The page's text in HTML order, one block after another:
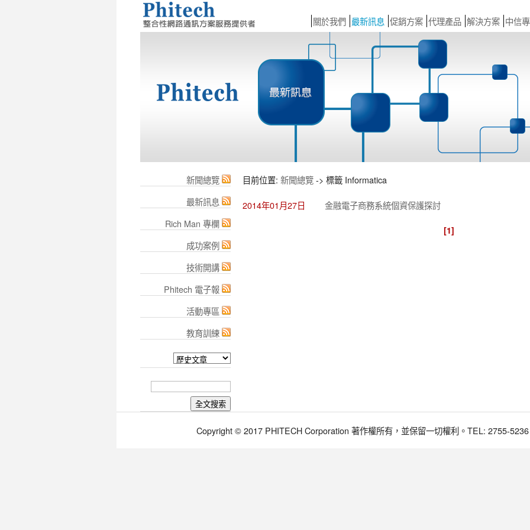
關於我們 最新訊息 促銷方案 代理產品 解決方案 中信
新聞總覽
最新訊息
Rich Man 專欄
成功案例
技術開講
Phitech 電子報
活動專區
教育訓練
目前位置: 新聞總覽-> 標籤 Informatica
2014年01月27日 金融電子商務系統個資保護探討
[1]
Copyright © 2017 PHITECH Corporation 著作權所有，並保留一切權利。TEL: 2755-